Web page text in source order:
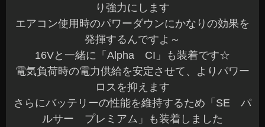
り強力にします
エアコン使用時のパワーダウンにかなりの効果を
発揮するんですよ～
16Vと一緒に「Alpha CI」も装着です☆
電気負荷時の電力供給を安定させて、よりパワー
ロスを抑えます
さらにバッテリーの性能を維持するため「SE パ
ルサー プレミアム」も装着しました